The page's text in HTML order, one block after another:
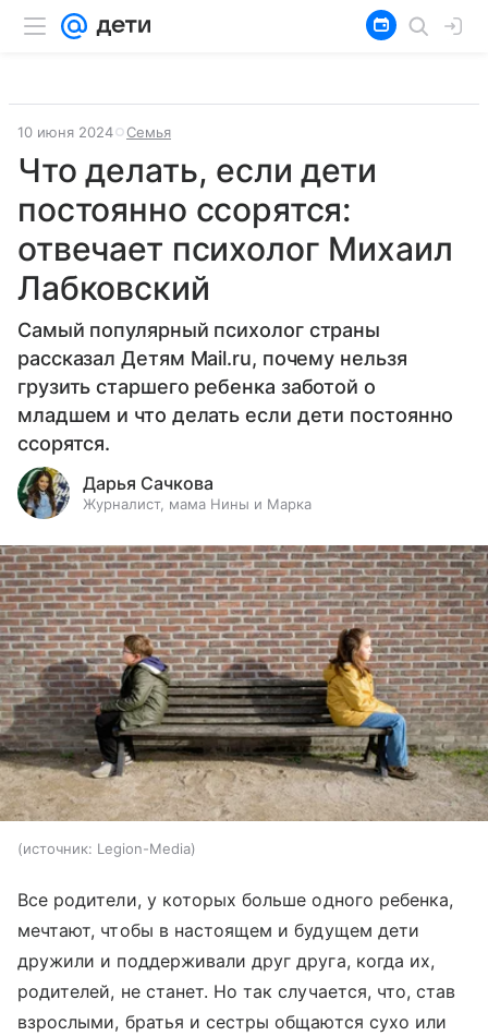
10 июня 2024 Семья
Что делать, если дети
постоянно ссорятся:
отвечает психолог Михаил
Лабковский
Самый популярный психолог страны
рассказал Детям Mail.ru, почему нельзя
грузить старшего ребенка заботой о
младшем и что делать если дети постоянно
ссорятся.
Дарья Сачкова
Журналист, мама Нины и Марка
источник: Legion-Media
Все родители, у которых больше одного ребенка,
мечтают, чтобы в настоящем и будущем дети
дружили и поддерживали друг друга, когда их,
родителей, не станет. Но так случается, что, став
взрослыми, братья и сестры общаются сухо или